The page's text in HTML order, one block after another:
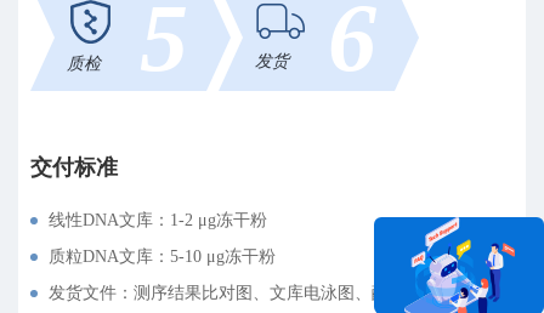
质检 5 发货 6
交付标准
线性DNA文库：1-2 μg冻干粉
质粒DNA文库：5-10 μg冻干粉
发货文件：测序结果比对图、文库电泳图、酶切图